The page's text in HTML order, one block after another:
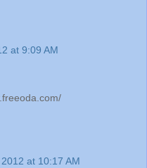
at 9:09 AM
at 10:17 AM